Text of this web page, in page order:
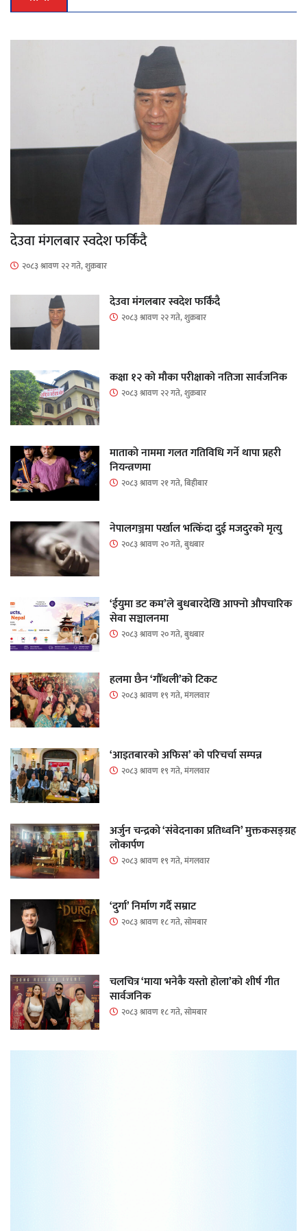
देउवा मंगलबार स्वदेश फर्किंदै
२०८३ श्रावण २२ गते, शुक्रबार
देउवा मंगलबार स्वदेश फर्किंदै
२०८३ श्रावण २२ गते, शुक्रबार
कक्षा १२ को मौका परीक्षाको नतिजा सार्वजनिक
२०८३ श्रावण २२ गते, शुक्रबार
माताकाे नाममा गलत गतिविधि गर्ने थापा प्रहरी
नियन्त्रणमा
२०८३ श्रावण २१ गते, बिहीबार
नेपालगञ्जमा पर्खाल भत्किँदा दुई मजदुरको मृत्यु
२०८३ श्रावण २० गते, बुधबार
‘ईयुमा डट कम’ले बुधबारदेखि आफ्नो औपचारिक
सेवा सञ्चालनमा
२०८३ श्रावण २० गते, बुधबार
हलमा छैन ‘गौँथली’को टिकट
२०८३ श्रावण १९ गते, मंगलवार
‘आइतबारको अफिस’ को परिचर्चा सम्पन्न
२०८३ श्रावण १९ गते, मंगलवार
अर्जुन चन्द्रको ‘संवेदनाका प्रतिध्वनि’ मुक्तकसङ्ग्रह
लोकार्पण
२०८३ श्रावण १९ गते, मंगलवार
‘दुर्गा’ निर्माण गर्दै सम्राट
२०८३ श्रावण १८ गते, सोमबार
चलचित्र ‘माया भनेकै यस्तो होला’को शीर्ष गीत
सार्वजनिक
२०८३ श्रावण १८ गते, सोमबार